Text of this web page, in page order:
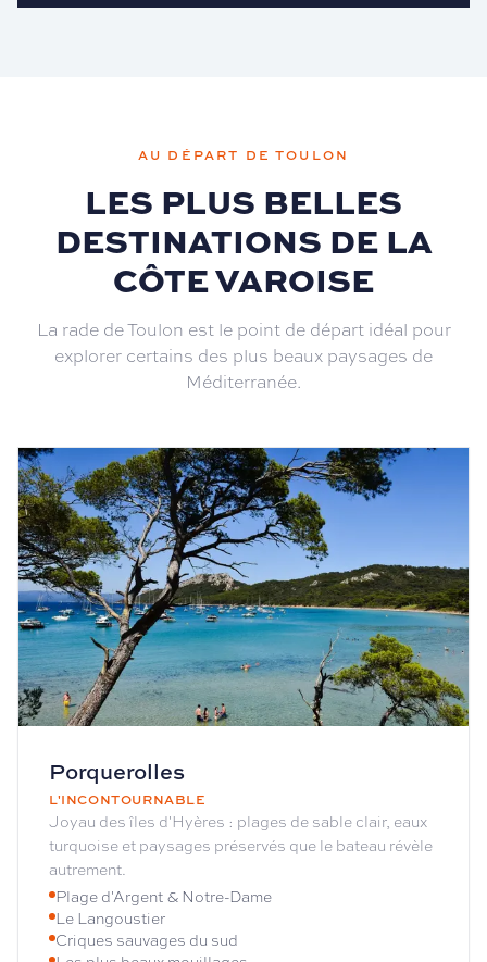
AU DÉPART DE TOULON
LES PLUS BELLES
DESTINATIONS DE LA
CÔTE VAROISE
La rade de Toulon est le point de départ idéal pour
explorer certains des plus beaux paysages de
Méditerranée.
Porquerolles
L'INCONTOURNABLE
Joyau des îles d'Hyères : plages de sable clair, eaux
turquoise et paysages préservés que le bateau révèle
autrement.
Plage d'Argent & Notre-Dame
Le Langoustier
Criques sauvages du sud